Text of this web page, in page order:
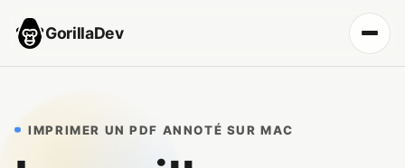
GorillaDev
IMPRIMER UN PDF ANNOTÉ SUR MAC